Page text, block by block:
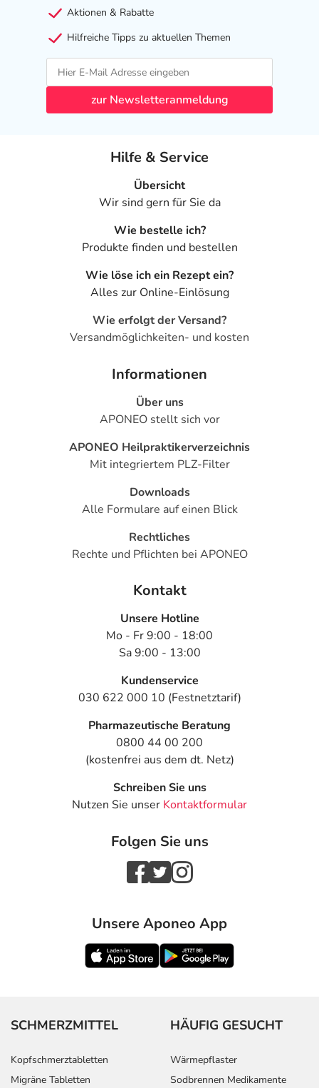
Aktionen & Rabatte
Hilfreiche Tipps zu aktuellen Themen
zur Newsletteranmeldung
Hilfe & Service
Übersicht
Wir sind gern für Sie da
Wie bestelle ich?
Produkte finden und bestellen
Wie löse ich ein Rezept ein?
Alles zur Online-Einlösung
Wie erfolgt der Versand?
Versandmöglichkeiten- und kosten
Informationen
Über uns
APONEO stellt sich vor
APONEO Heilpraktikerverzeichnis
Mit integriertem PLZ-Filter
Downloads
Alle Formulare auf einen Blick
Rechtliches
Rechte und Pflichten bei APONEO
Kontakt
Unsere Hotline
Mo - Fr 9:00 - 18:00
Sa 9:00 - 13:00
Kundenservice
030 622 000 10 (Festnetztarif)
Pharmazeutische Beratung
0800 44 00 200
(kostenfrei aus dem dt. Netz)
Schreiben Sie uns
Nutzen Sie unser Kontaktformular
Folgen Sie uns
Unsere Aponeo App
SCHMERZMITTEL
Kopfschmerztabletten
Migräne Tabletten
HÄUFIG GESUCHT
Wärmepflaster
Sodbrennen Medikamente